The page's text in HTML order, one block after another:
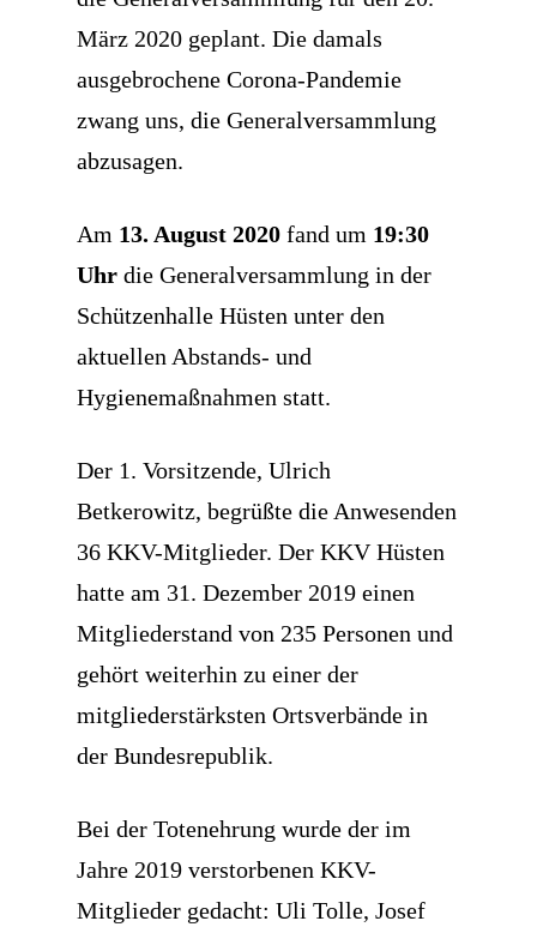
März 2020 geplant. Die damals
ausgebrochene Corona-Pandemie
zwang uns, die Generalversammlung
abzusagen.
Am 13. August 2020 fand um 19:30
Uhr die Generalversammlung in der
Schützenhalle Hüsten unter den
aktuellen Abstands- und
Hygienemaßnahmen statt.
Der 1. Vorsitzende, Ulrich
Betkerowitz, begrüßte die Anwesenden
36 KKV-Mitglieder. Der KKV Hüsten
hatte am 31. Dezember 2019 einen
Mitgliederstand von 235 Personen und
gehört weiterhin zu einer der
mitgliederstärksten Ortsverbände in
der Bundesrepublik.
Bei der Totenehrung wurde der im
Jahre 2019 verstorbenen KKV-
Mitglieder gedacht: Uli Tolle, Josef